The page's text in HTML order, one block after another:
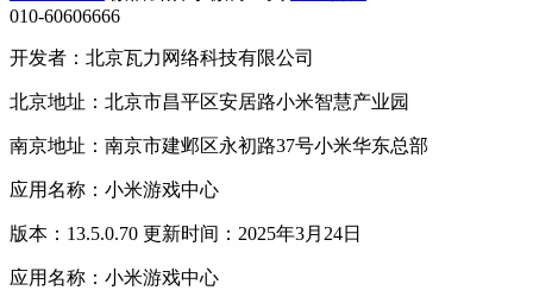
010-60606666
开发者：北京瓦力网络科技有限公司
北京地址：北京市昌平区安居路小米智慧产业园
南京地址：南京市建邺区永初路37号小米华东总部
应用名称：小米游戏中心
版本：13.5.0.70 更新时间：2025年3月24日
应用名称：小米游戏中心